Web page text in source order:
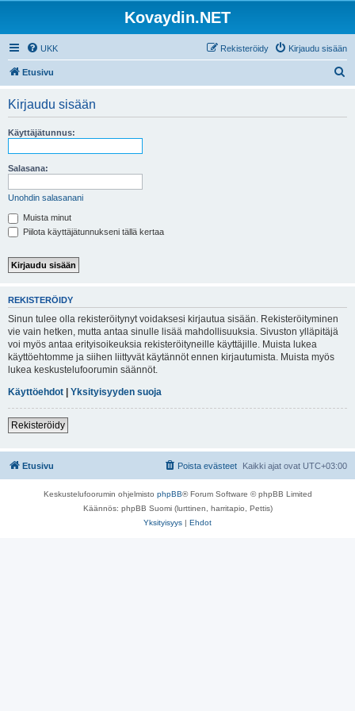
Kovaydin.NET
UKK Kirjaudu sisään
Rekisteröidy
Etusivu
Kirjaudu sisään
Käyttäjätunnus:
Salasana:
Unohdin salasanani
Muista minut
Piilota käyttäjätunnukseni tällä kertaa
REKISTERÖIDY
Sinun tulee olla rekisteröitynyt voidaksesi kirjautua sisään. Rekisteröityminen
vie vain hetken, mutta antaa sinulle lisää mahdollisuuksia. Sivuston ylläpitäjä
voi myös antaa erityisoikeuksia rekisteröityneille käyttäjille. Muista lukea
käyttöehtomme ja siihen liittyvät käytännöt ennen kirjautumista. Muista myös
lukea keskustelufoorumin säännöt.
Käyttöehdot | Yksityisyyden suoja
Rekisteröidy
Etusivu Kaikki ajat ovat UTC+03:00
Poista evästeet
Keskustelufoorumin ohjelmisto phpBB® Forum Software © phpBB Limited
Käännös: phpBB Suomi (lurttinen, harritapio, Pettis)
Yksityisyys | Ehdot